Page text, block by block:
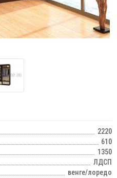
2220
610
1350
ЛДСП
венге/лоредо